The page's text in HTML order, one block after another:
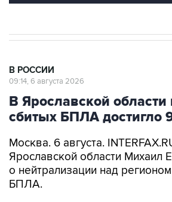
В РОССИИ
09:14, 6 августа 2026
В Ярославской области
сбитых БПЛА достигло
Москва. 6 августа.
Ярославской области Михаил
о нейтрализации над
БПЛА.